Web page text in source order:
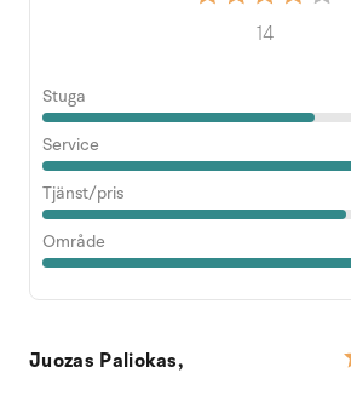
14
Stuga
Service
Tjänst/pris
Område
Juozas Paliokas,